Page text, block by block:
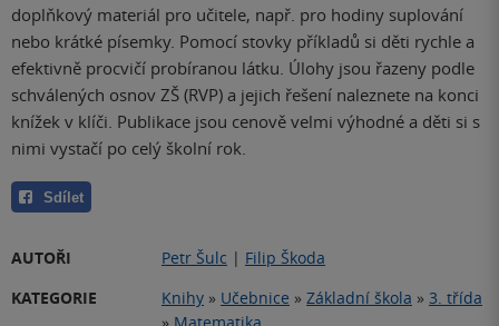
doplňkový materiál pro učitele, např. pro hodiny suplování
nebo krátké písemky. Pomocí stovky příkladů si děti rychle a
efektivně procvičí probíranou látku. Úlohy jsou řazeny podle
schválených osnov ZŠ (RVP) a jejich řešení naleznete na konci
knížek v klíči. Publikace jsou cenově velmi výhodné a děti si s
nimi vystačí po celý školní rok.
Sdílet
AUTOŘI Petr Šulc | Filip Škoda
KATEGORIE
Knihy » Učebnice » Základní škola » 3. třída